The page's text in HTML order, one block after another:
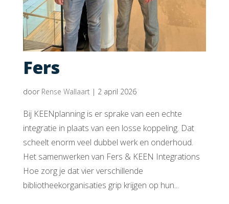
Fers
door Rense Wallaart| 2 april 2026
Bij KEENplanning is er sprake van een echte
integratie in plaats van een losse koppeling. Dat
scheelt enorm veel dubbel werk en onderhoud.
Het samenwerken van Fers & KEEN Integrations
Hoe zorg je dat vier verschillende
bibliotheekorganisaties grip krijgen op hun...